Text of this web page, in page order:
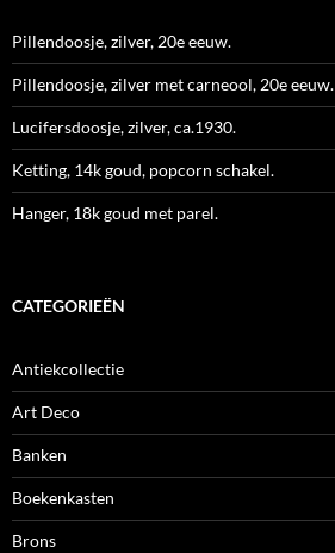
Pillendoosje, zilver, 20e eeuw.
Pillendoosje, zilver met carneool, 20e eeuw.
Lucifersdoosje, zilver, ca.1930.
Ketting, 14k goud, popcorn schakel.
Hanger, 18k goud met parel.
CATEGORIEËN
Antiekcollectie
Art Deco
Banken
Boekenkasten
Brons